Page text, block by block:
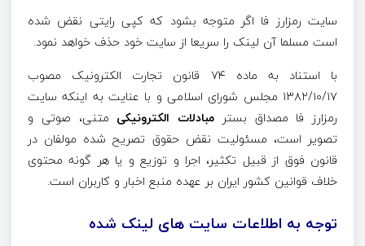
سایت رمزارز فا اگر متوجه بشود که کپی رایتی نقض شده
است مسلما آن لینک را سریعا از سایت خود حذف خواهد نمود.
با استناد به ماده ۷۴
قانون تجارت الکترونیک مصوب
۱۳۸۲/۱۰/۱۷ مجلس شورای اسلامی و با عنایت به اینکه سایت
رمزارز فا مصداق بستر مبادلات الکترونیکی متنی، صوتی و
تصویر است، مسئولیت نقض حقوق تصریح شده مولفان در
قانون فوق از قبیل تکثیر، اجرا و توزیع و یا هر گونه محتوی
خلاف قوانین کشور ایران بر عهده منبع اخبار و کاربران است.
توجه به اطلاعات سایت های لینک شده